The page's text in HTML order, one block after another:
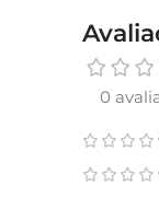
0